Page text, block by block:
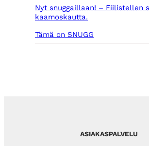
Nyt snuggaillaan! – Fiilistellen
kaamoskautta.
Tämä on SNUGG
ASIAKASPALVELU